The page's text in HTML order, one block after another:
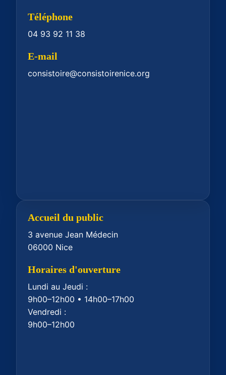
Téléphone
04 93 92 11 38
E-mail
consistoire@consistoirenice.org
Accueil du public
3 avenue Jean Médecin
06000 Nice
Horaires d'ouverture
Lundi au Jeudi :
9h00–12h00 • 14h00–17h00
Vendredi :
9h00–12h00